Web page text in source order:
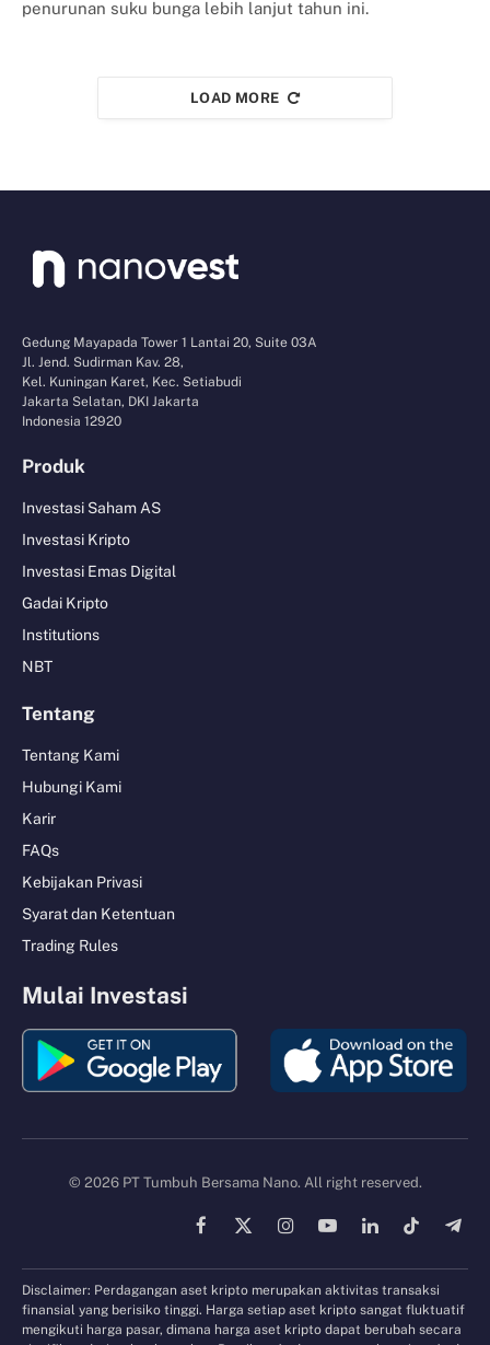
penurunan suku bunga lebih lanjut tahun ini.
LOAD MORE
Gedung Mayapada Tower 1 Lantai 20, Suite 03A
Jl. Jend. Sudirman Kav. 28,
Kel. Kuningan Karet, Kec. Setiabudi
Jakarta Selatan, DKI Jakarta
Indonesia 12920
Produk
Investasi Saham AS
Investasi Kripto
Investasi Emas Digital
Gadai Kripto
Institutions
NBT
Tentang
Tentang Kami
Hubungi Kami
Karir
FAQs
Kebijakan Privasi
Syarat dan Ketentuan
Trading Rules
Mulai Investasi
© 2026 PT Tumbuh Bersama Nano. All right reserved.
Facebook
X
InstagramYouTubeLinkedInTikTok
Disclaimer: Perdagangan aset kripto merupakan aktivitas transaksi
finansial yang berisiko tinggi. Harga setiap aset kripto sangat fluktuatif
mengikuti harga pasar, dimana harga aset kripto dapat berubah secara